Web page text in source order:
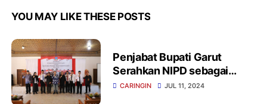
YOU MAY LIKE THESE POSTS
Penjabat Bupati Garut
Serahkan NIPD sebagai
Identitas Resmi Perangkat
CARINGIN JUL 11, 2024